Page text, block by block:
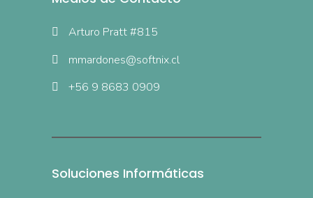
Arturo Pratt #815
mmardones@softnix.cl
+56 9 8683 0909
Soluciones Informáticas